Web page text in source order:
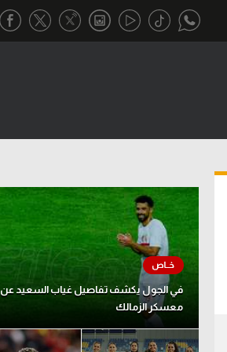
تحقيق في الجول
تقرير في الجول
تحليل في الجول
حكايات في الجول
كويز في الجول
فيديو في الجول
في الجول يكشف تفاصيل غياب السعيد عن
معسكر الزمالك